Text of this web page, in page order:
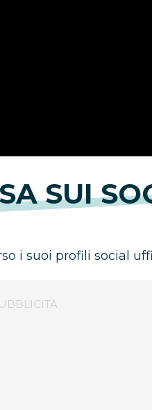
SUI
i suoi profili social